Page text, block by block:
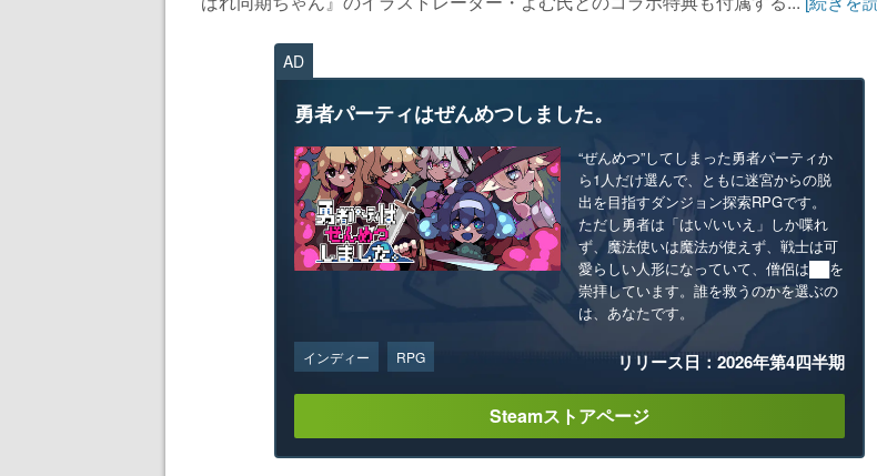
AD
勇者パーティはぜんめつしました。
“ぜんめつ”してしまった勇者パーティか
ら1人だけ選んで、ともに迷宮からの脱
出を目指すダンジョン探索RPGです。
ただし勇者は「はい/いいえ」しか喋れ
ず、魔法使いは魔法が使えず、戦士は可
愛らしい人形になっていて、僧侶は██を
崇拝しています。誰を救うのかを選ぶの
は、あなたです。
インディー RPG リリース日：2026年第4四半期
Steamストアページ